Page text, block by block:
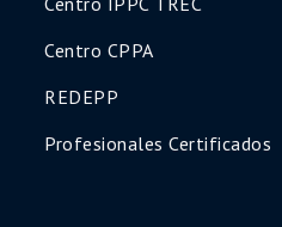
Centro CPPA
REDEPP
Profesionales Certificados